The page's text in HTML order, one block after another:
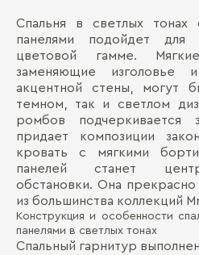
Спальня в светлых тонах
панелями подойдет
цветовой гамме.
заменяющие изголовье
акцентной стены, могут
темном, так и светлом
ромбов подчеркивается
придает композиции
кровать с мягкими
панелей станет
обстановки. Она
из большинства коллекций
Конструкция и особенности
панелями в светлых тонах
Спальный гарнитур